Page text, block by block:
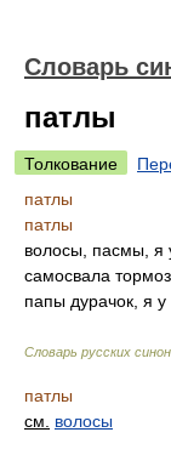
Словарь
патлы
Толкование
патлы
патлы
волосы, пасмы, я
самосвала
папы дурачок, я
Словарь русских
патлы
см.
волосы